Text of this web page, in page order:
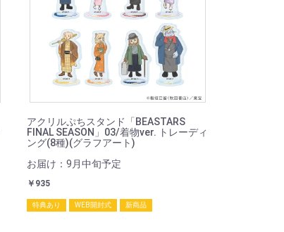
アクリルぷちスタンド「BEASTARS
FINAL SEASON」03/着物ver. トレーディ
ング(8種)(グラフアート)
お届け：9月中旬予定
￥935
特典あり WEB開封式 新商品